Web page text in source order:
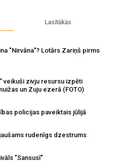
Lasītākās
"Nirvāna"? Lotārs Zariņš pirms
veikuši zivju resursu izpēti
un Zuju ezerā (FOTO)
policijas paveiktais jūlijā
rudenīgs dzestrums
"Sansusī"